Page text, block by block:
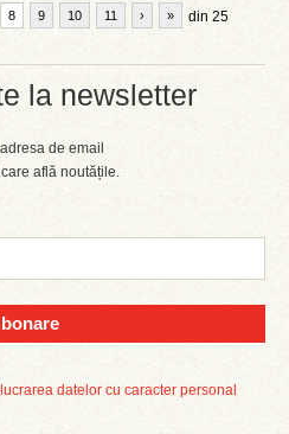
la newsletter
de email
află noutățile.
datelor cu caracter personal
8 9 10 11 din 25
› »